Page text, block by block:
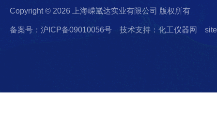
Copyright © 2026 上海嵘崴达实业有限公司 版权所有
备案号：沪ICP备09010056号 技术支持：化工仪器网